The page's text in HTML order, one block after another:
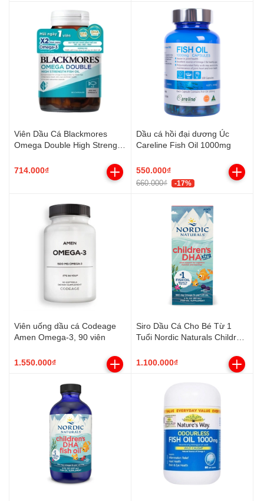
Viên Dầu Cá Blackmores
Omega Double High Strength
714.000₫
Dầu cá hồi đại dương Úc
Careline Fish Oil 1000mg
550.000₫
660.000₫ -17%
Viên uống dầu cá Codeage
Amen Omega-3, 90 viên
1.550.000₫
Siro Dầu Cá Cho Bé Từ 1
Tuổi Nordic Naturals Children
1.100.000₫